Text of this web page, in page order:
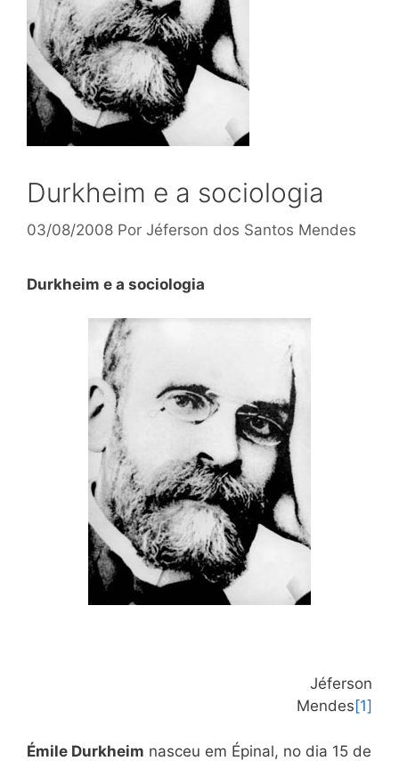
Durkheim e a sociologia
03/08/2008 Por Jéferson dos Santos Mendes
Durkheim e a sociologia
Jéferson
Mendes [1]
Émile Durkheim nasceu em Épinal, no dia 15 de